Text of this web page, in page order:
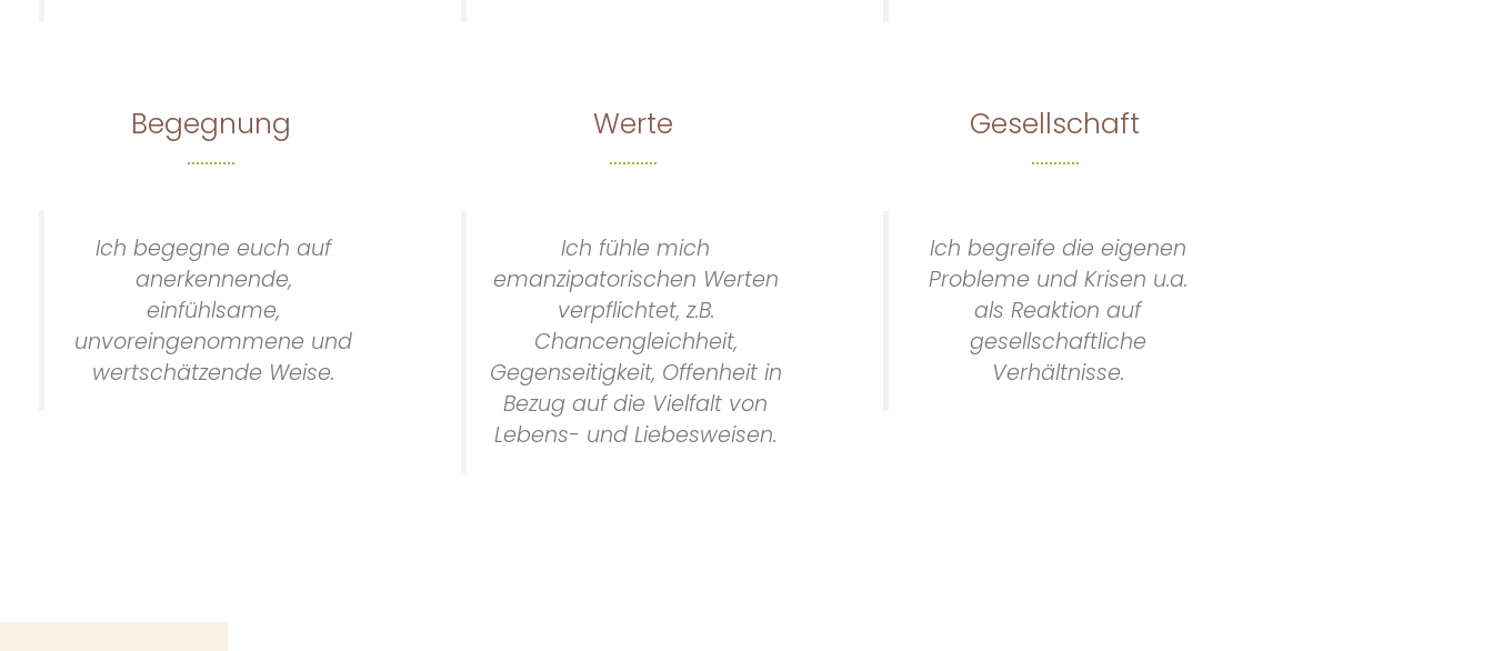
Begegnung
Ich begegne euch auf
anerkennende,
einfühlsame,
unvoreingenommene und
wertschätzende Weise.
Werte
Ich fühle mich
emanzipatorischen Werten
verpflichtet, z.B.
Chancengleichheit,
Gegenseitigkeit, Offenheit in
Bezug auf die Vielfalt von
Lebens- und Liebesweisen.
Gesellschaft
Ich begreife die eigenen
Probleme und Krisen u.a.
als Reaktion auf
gesellschaftliche
Verhältnisse.